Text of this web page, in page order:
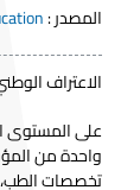
المصدر :
الاعتراف
على المستوى
واحدة من
تخصصات الطب،